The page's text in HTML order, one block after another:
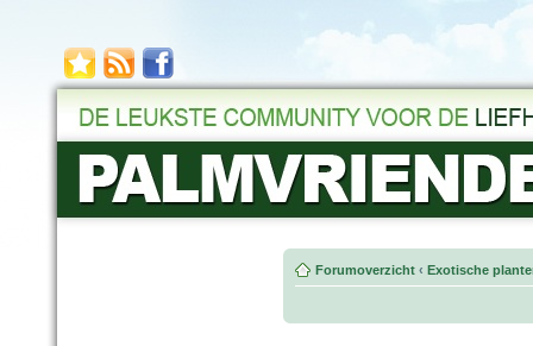
Forumoverzicht ‹ Exotische